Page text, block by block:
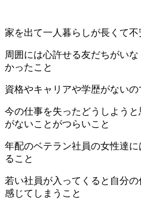
家を出て一人暮らしが長くて不
周囲には心許せる友だちがい
かったこと
資格やキャリアや学歴がないの
今の仕事を失ったどうしよう
がないことがつらいこと
年配のベテラン社員の女性達
ること
若い社員が入ってくると自分
感じてしまうこと